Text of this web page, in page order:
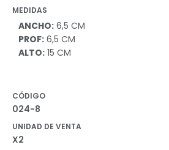
MEDIDAS
ANCHO: 6,5 CM
PROF: 6,5 CM
ALTO: 15 CM
CÓDIGO
024-8
UNIDAD DE VENTA
X2